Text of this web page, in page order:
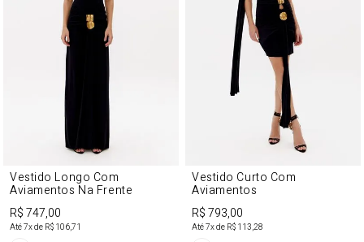
Vestido Longo Com
Aviamentos Na Frente
R$ 747,00
Até7x de R$ 106,71
Vestido Curto Com
Aviamentos
R$ 793,00
Até7x de R$ 113,28